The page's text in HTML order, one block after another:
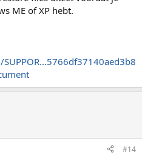
ME of XP hebt.
#14